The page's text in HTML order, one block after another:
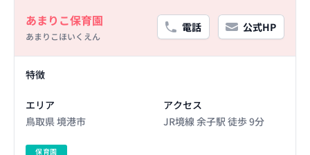
あまりこ保育園
あまりこほいくえん
電話 公式HP
特徴
エリア
鳥取県 境港市
アクセス
JR境線 余子駅 徒歩 9分
保育園